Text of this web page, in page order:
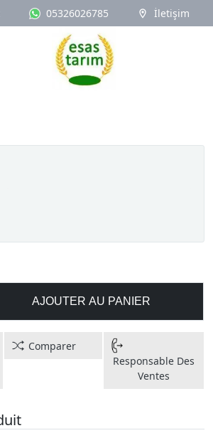
05326026785 İletişim
Logo
AJOUTER AU PANIER
Comparer
Responsable Des
Ventes